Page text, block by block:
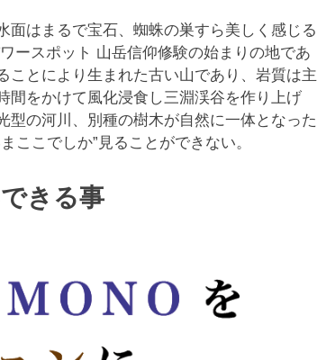
面はまるで宝石、蜘蛛の巣すら美しく感じる
ースポット 山岳信仰修験の始まりの地であ
ことにより生まれた古い山であり、岩質は主
間をかけて風化浸食し三淵渓谷を作り上げ
型の河川、別種の樹木が自然に一体となった
ここでしか”見ることができない。
きる事